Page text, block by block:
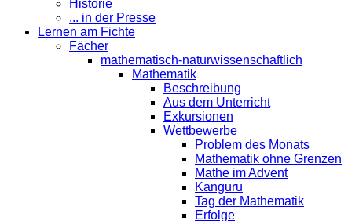
Historie
... in der Presse
Lernen am Fichte
Fächer
mathematisch-naturwissenschaftlich
Mathematik
Beschreibung
Aus dem Unterricht
Exkursionen
Wettbewerbe
Problem des Monats
Mathematik ohne Grenzen
Mathe im Advent
Kanguru
Tag der Mathematik
Erfolge